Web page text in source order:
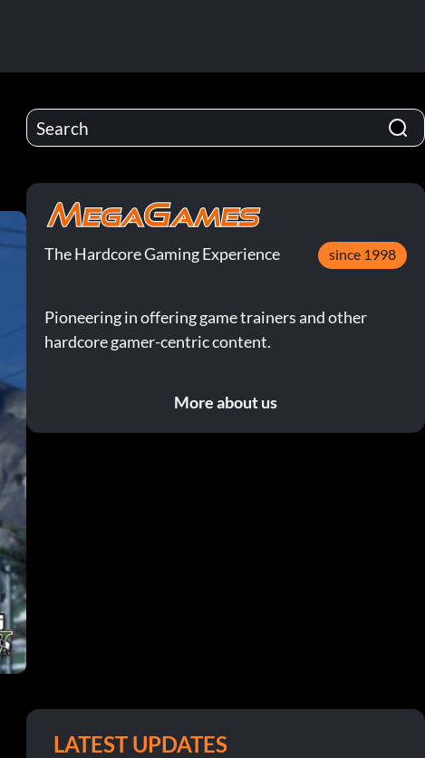
The Hardcore Gaming Experience since 1998
Pioneering in offering game trainers and other
hardcore gamer-centric content.
More about us
LATEST UPDATES